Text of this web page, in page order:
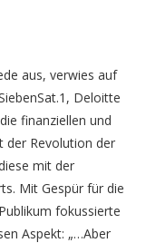
aus, verwies auf
Deloitte
finanziellen und
der Revolution der
mit der
Mit Gespür für die
fokussierte
Aspekt: „…Aber